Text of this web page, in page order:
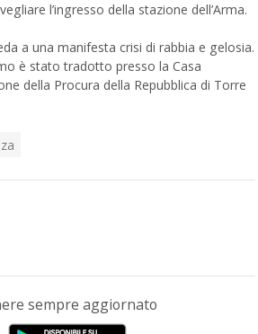
l’ingresso della stazione dell’Arma.
a una manifesta crisi di rabbia e gelosia.
è stato tradotto presso la Casa
della Procura della Repubblica di Torre
sempre aggiornato